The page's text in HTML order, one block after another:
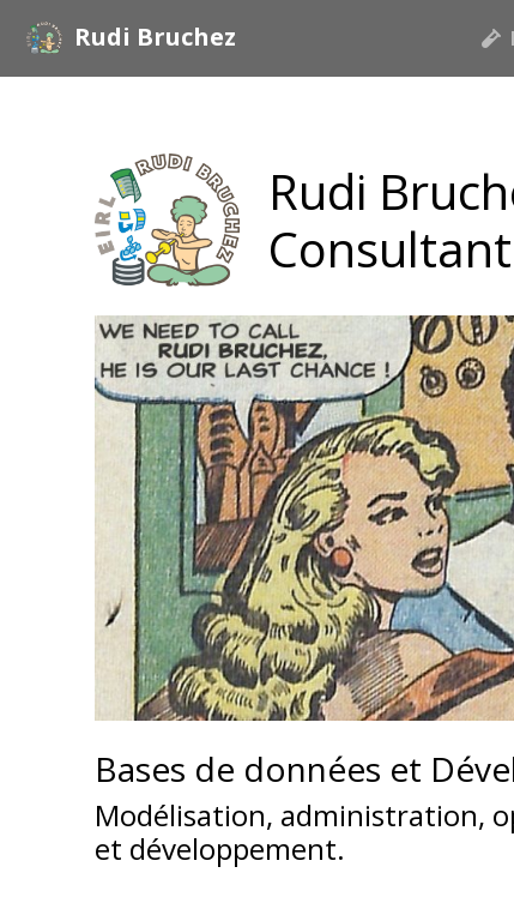
Rudi Bruchez
Rudi
Bases de données et
Modélisation, administration,
et développement.